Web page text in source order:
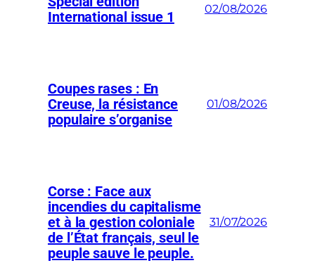
International issue 1
02/08/2026
Coupes rases : En
Creuse, la résistance
populaire s’organise
01/08/2026
Corse : Face aux
incendies du capitalisme
et à la gestion coloniale
de l’État français, seul le
peuple sauve le peuple.
31/07/2026